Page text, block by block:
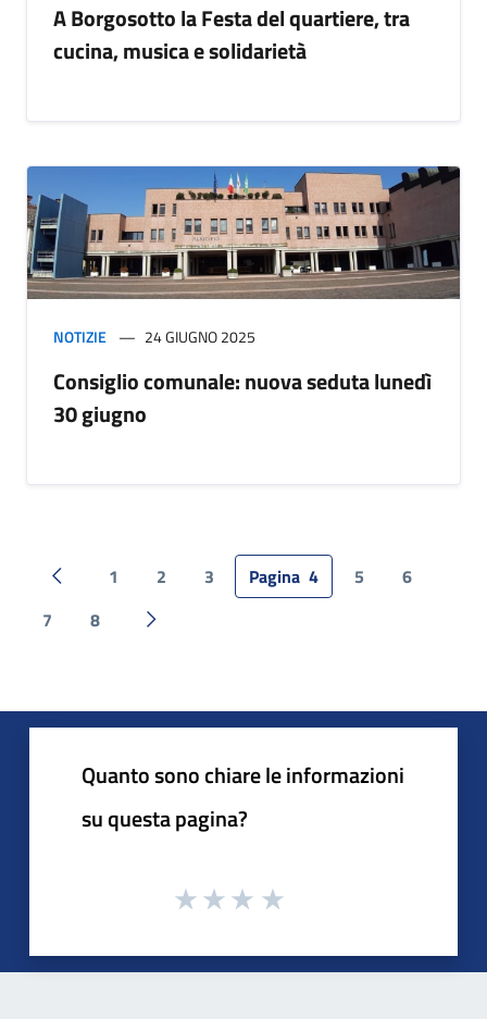
A Borgosotto la Festa del quartiere, tra
cucina, musica e solidarietà
NOTIZIE 24 GIUGNO 2025
Consiglio comunale: nuova seduta lunedì
30 giugno
Pagina precedente
1 2 3 Pagina 4 5
6
7
8 Pagina successiva
Quanto sono chiare le informazioni
su questa pagina?